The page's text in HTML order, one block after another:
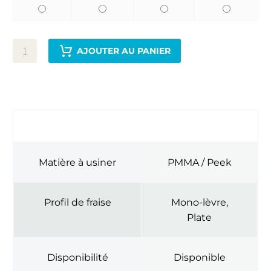
AJOUTER AU PANIER
Matière à usiner PMMA / Peek
Profil de fraise
Mono-lèvre,
Plate
Disponibilité Disponible